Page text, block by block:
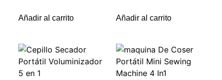
Añadir al carrito Añadir al carrito